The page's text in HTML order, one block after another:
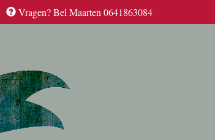
Vragen? Bel Maarten 0641863084